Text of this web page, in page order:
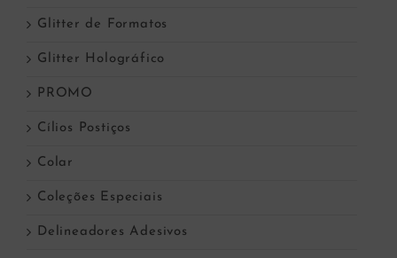
Glitter de Formatos
Glitter Holográfico
PROMO
Cílios Postiços
Colar
Coleções Especiais
Delineadores Adesivos